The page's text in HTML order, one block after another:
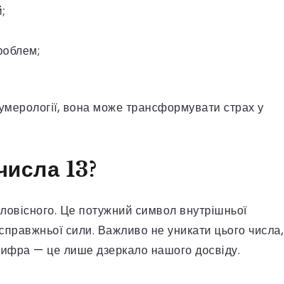
вона може трансформувати страх у
13?
Це потужний символ внутрішньої
сили. Важливо не уникати цього числа,
— це лише дзеркало нашого досвіду.